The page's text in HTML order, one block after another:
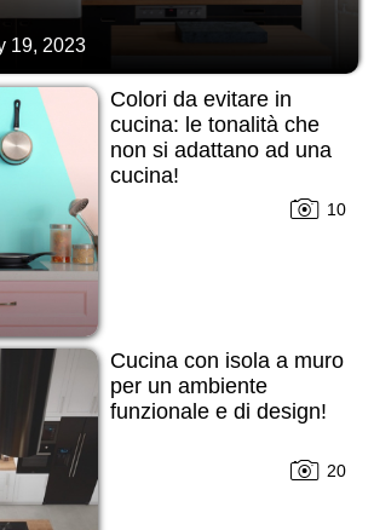
19, 2023
Colori da evitare in
cucina: le tonalità che
non si adattano ad una
cucina!
10
Cucina con isola a muro
per un ambiente
funzionale e di design!
20